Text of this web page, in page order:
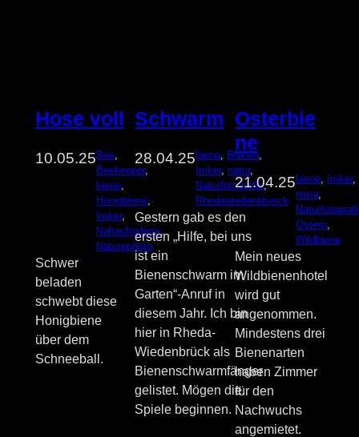
Hose voll
10.05.25Bee
Beekeeper
biene
Honigbiene
Imker
Nahaufnahme
Naturephoto
Schwer
beladen
schwebt diese
Honigbiene
über dem
Schneeball.
Schwarm
28.04.25biene Bienen
Imker, natur
Naturfotografie ,
Rhedawiedenbrueck
Gestern gab es den
ersten „Hilfe, bei uns
ist ein
Bienenschwarm im
Garten“-Anruf in
diesem Jahr. Ich bin
hier in Rheda-
Wiedenbrück als
Bienenschwarmfänger
gelistet. Mögen die
Spiele beginnen.
Osterbie
ne
21.04.25biene Imker
natur
Ostern
Wildbiene
Mein neues
Wildbienenhotel
wird gut
angenommen.
Mindestens drei
Bienenarten
haben Zimmer
für den
Nachwuchs
angemietet.